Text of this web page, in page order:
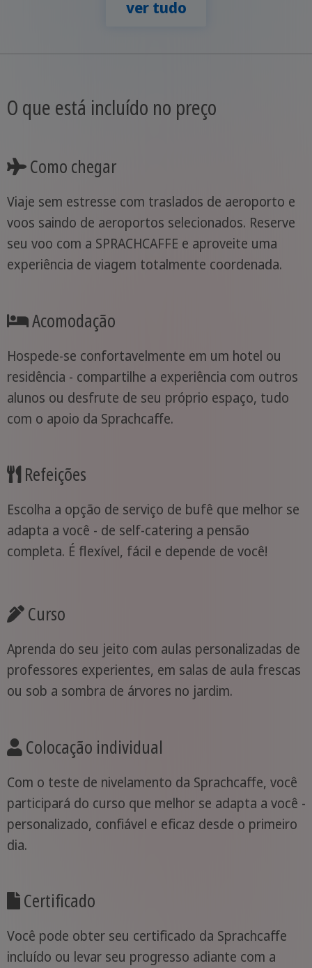
ver tudo
O que está incluído no preço
Como chegar
Viaje sem estresse com traslados de aeroporto e
voos saindo de aeroportos selecionados. Reserve
seu voo com a SPRACHCAFFE e aproveite uma
experiência de viagem totalmente coordenada.
Acomodação
Hospede-se confortavelmente em um hotel ou
residência - compartilhe a experiência com outros
alunos ou desfrute de seu próprio espaço, tudo
com o apoio da Sprachcaffe.
Refeições
Escolha a opção de serviço de bufê que melhor se
adapta a você - de self-catering a pensão
completa. É flexível, fácil e depende de você!
Curso
Aprenda do seu jeito com aulas personalizadas de
professores experientes, em salas de aula frescas
ou sob a sombra de árvores no jardim.
Colocação individual
Com o teste de nivelamento da Sprachcaffe, você
participará do curso que melhor se adapta a você -
personalizado, confiável e eficaz desde o primeiro
dia.
Certificado
Você pode obter seu certificado da Sprachcaffe
incluído ou levar seu progresso adiante com a